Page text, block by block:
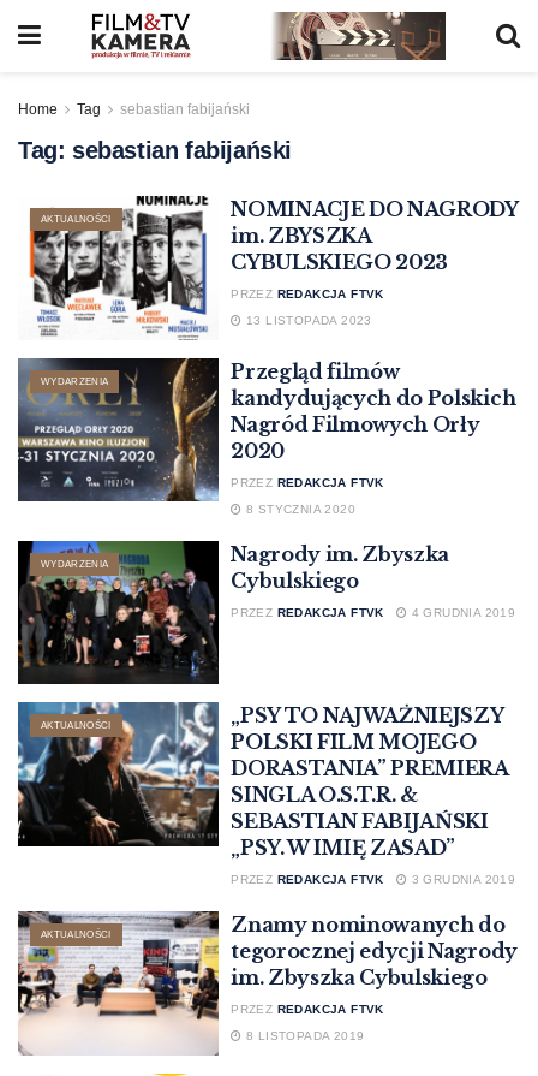
Home Tag sebastian fabijański
Tag: sebastian fabijański
AKTUALNOŚCI
NOMINACJE DO NAGRODY
im. ZBYSZKA
CYBULSKIEGO 2023
PRZEZ REDAKCJA FTVK
13 LISTOPADA 2023
WYDARZENIA
Przegląd filmów
kandydujących do Polskich
Nagród Filmowych Orły
2020
PRZEZ REDAKCJA FTVK
8 STYCZNIA 2020
WYDARZENIA
Nagrody im. Zbyszka
Cybulskiego
PRZEZ REDAKCJA FTVK 4 GRUDNIA 2019
AKTUALNOŚCI
„PSY TO NAJWAŻNIEJSZY
POLSKI FILM MOJEGO
DORASTANIA” PREMIERA
SINGLA O.S.T.R. &
SEBASTIAN FABIJAŃSKI
„PSY. W IMIĘ ZASAD”
PRZEZ REDAKCJA FTVK 3 GRUDNIA 2019
AKTUALNOŚCI
Znamy nominowanych do
tegorocznej edycji Nagrody
im. Zbyszka Cybulskiego
PRZEZ REDAKCJA FTVK
8 LISTOPADA 2019